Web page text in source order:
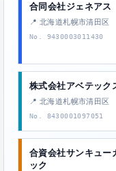
合同会社ジェネアス
📍 北海道札幌市清田区
No. 9430003011430
株式会社アベテック
📍 北海道札幌市清田区
No. 8430001097051
合資会社サンキュー
ック